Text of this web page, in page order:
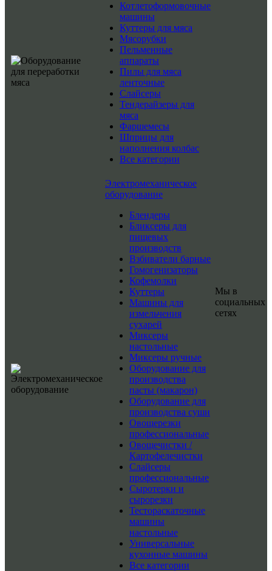
Котлетоформовочные
машины
Куттеры для мяса
Мясорубки
Пельменные
аппараты
Пилы для мяса
ленточные
Слайсеры
Тендерайзеры для
мяса
Фаршемесы
Шприцы для
наполнения колбас
Все категории
Электромеханическое
оборудование
Блендеры
Бликсеры для
пищевых
производств
Взбиватели барные
Гомогенизаторы
Кофемолки
Куттеры
Машины для
измельчения
сухарей
Миксеры
настольные
Миксеры ручные
Оборудование для
производства
пасты (макарон)
Оборудование для
производства суши
Овощерезки
профессиональные
Овощечистки /
Картофелечистки
Слайсеры
профессиональные
Сыротерки и
сырорезки
Тестораскаточные
машины
настольные
Универсальные
кухонные машины
Все категории
Мы в
социальных
сетях